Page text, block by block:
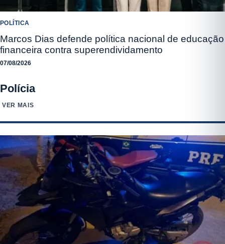
POLÍTICA
Marcos Dias defende política nacional de educação
financeira contra superendividamento
07/08/2026
Polícia
VER MAIS